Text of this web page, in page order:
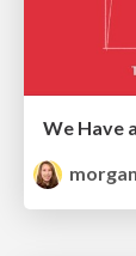
We Have